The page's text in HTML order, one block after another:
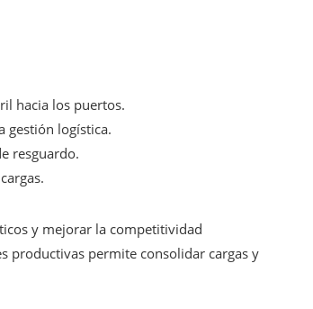
hacia los puertos.
gestión logística.
resguardo.
y mejorar la competitividad
productivas permite consolidar cargas y